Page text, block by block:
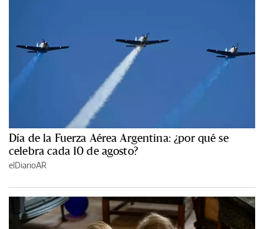
Día de la Fuerza Aérea Argentina: ¿por qué se
celebra cada 10 de agosto?
elDiarioAR